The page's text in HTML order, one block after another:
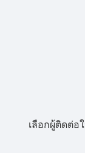
เลือกผู้ติดต่อ